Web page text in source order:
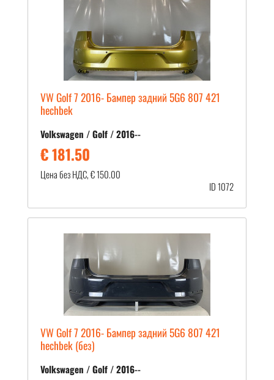
VW Golf 7 2016- Бампер задний 5G6 807 421
hechbek
Volkswagen / Golf / 2016--
€ 181.50
Цена без НДС, € 150.00
ID 1072
VW Golf 7 2016- Бампер задний 5G6 807 421
hechbek (без)
Volkswagen / Golf / 2016--